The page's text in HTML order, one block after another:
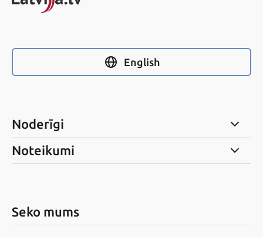
English
Noderīgi
Noteikumi
Seko mums